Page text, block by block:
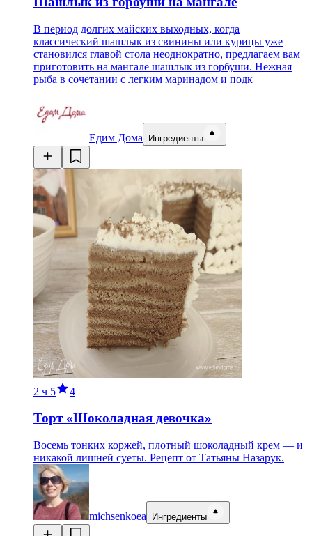
В период долгих майских выходных, когда
классический шашлык из свинины или курицы уже
становился главой стола неоднократно, предлагаем вам
приготовить на мангале шашлык из горбуши. Нежная
рыба в сочетании с легким маринадом и подк
Едим Дома Ингредиенты
2 ч 5 4
Торт «Шоколадная девочка»
Восемь тонких коржей, плотный шоколадный крем — и
никакой лишней суеты. Рецепт от Татьяны Назарук.
michsenkoea Ингредиенты